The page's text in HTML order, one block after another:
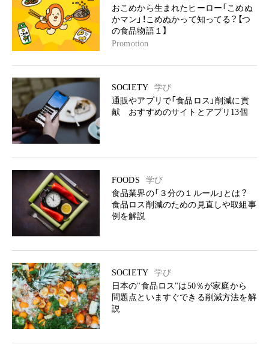
おこめから生まれたヒーロー「こめぬ
かマン」！こめぬかって知ってる？【つ
の食品物語１】
Promotion
SOCIETY
学び
通販やアプリで「食品ロス」削減に貢
献 おすすめのサイトとアプリ13個
FOODS
学び
食品業界の「３分の１ルール」とは？
食品ロス削減のための見直しや取組事
例を解説
SOCIETY
学び
日本の"食品ロス"は50％が家庭から
問題点といますぐできる削減方法を解
説